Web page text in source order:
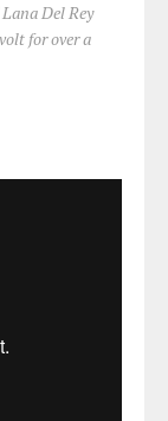
Del Rey
for over a